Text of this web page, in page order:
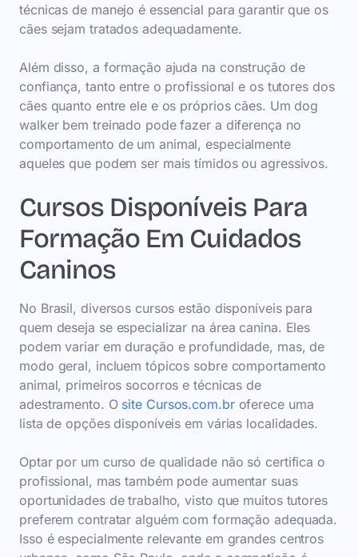
técnicas de manejo é essencial para garantir que os
cães sejam tratados adequadamente.
Além disso, a formação ajuda na construção de
confiança, tanto entre o profissional e os tutores dos
cães quanto entre ele e os próprios cães. Um dog
walker bem treinado pode fazer a diferença no
comportamento de um animal, especialmente
aqueles que podem ser mais tímidos ou agressivos.
Cursos Disponíveis Para
Formação Em Cuidados
Caninos
No Brasil, diversos cursos estão disponíveis para
quem deseja se especializar na área canina. Eles
podem variar em duração e profundidade, mas, de
modo geral, incluem tópicos sobre comportamento
animal, primeiros socorros e técnicas de
adestramento. O site Cursos.com.broferece uma
lista de opções disponíveis em várias localidades.
Optar por um curso de qualidade não só certifica o
profissional, mas também pode aumentar suas
oportunidades de trabalho, visto que muitos tutores
preferem contratar alguém com formação adequada.
Isso é especialmente relevante em grandes centros